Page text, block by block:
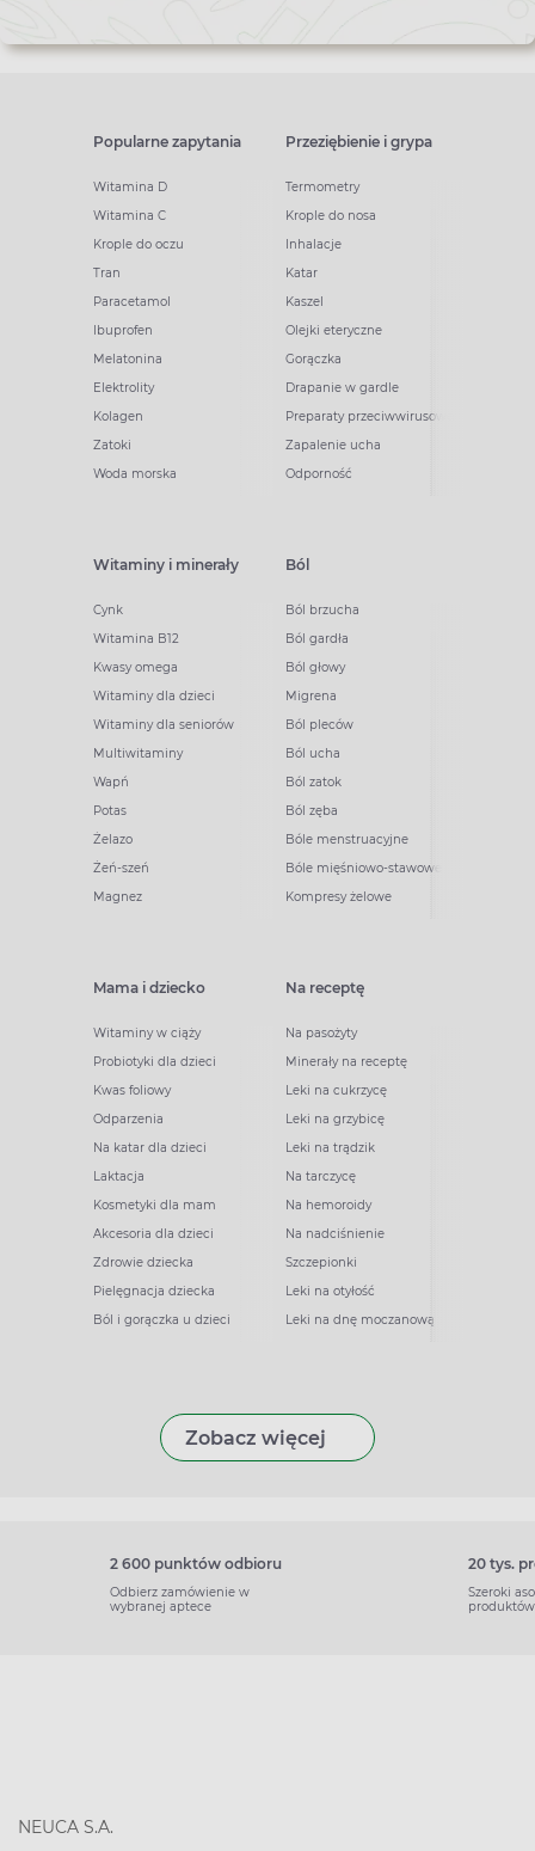
Popularne zapytania
Witamina D
Witamina C
Krople do oczu
Tran
Paracetamol
Ibuprofen
Melatonina
Elektrolity
Kolagen
Zatoki
Woda morska
Przeziębienie i grypa
Termometry
Krople do nosa
Inhalacje
Katar
Kaszel
Olejki eteryczne
Gorączka
Drapanie w gardle
Preparaty przeciwwirusowe
Zapalenie ucha
Odporność
Witaminy i minerały
Cynk
Witamina B12
Kwasy omega
Witaminy dla dzieci
Witaminy dla seniorów
Multiwitaminy
Wapń
Potas
Żelazo
Żeń-szeń
Magnez
Ból
Ból brzucha
Ból gardła
Ból głowy
Migrena
Ból pleców
Ból ucha
Ból zatok
Ból zęba
Bóle menstruacyjne
Bóle mięśniowo-stawowe
Kompresy żelowe
Mama i dziecko
Witaminy w ciąży
Probiotyki dla dzieci
Kwas foliowy
Odparzenia
Na katar dla dzieci
Laktacja
Kosmetyki dla mam
Akcesoria dla dzieci
Zdrowie dziecka
Pielęgnacja dziecka
Ból i gorączka u dzieci
Na receptę
Na pasożyty
Minerały na receptę
Leki na cukrzycę
Leki na grzybicę
Leki na trądzik
Na tarczycę
Na hemoroidy
Na nadciśnienie
Szczepionki
Leki na otyłość
Leki na dnę moczanową
Zobacz więcej
2 600 punktów odbioru
Odbierz zamówienie w
wybranej aptece
20 tys.
Szeroki
produktów
NEUCA S.A.